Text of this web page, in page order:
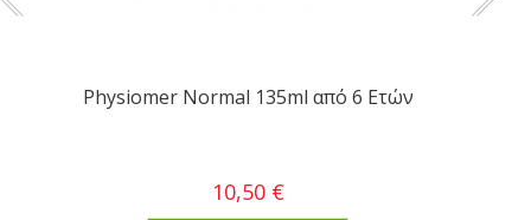
Physiomer Normal 135ml από 6 Ετών
10,50 €